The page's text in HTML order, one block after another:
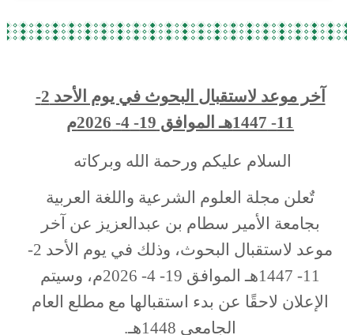
آخر موعد لاستقبال البحوث في يوم الأحد 2-
11- 1447هـ الموافق 19- 4- 2026م
السلام عليكم ورحمة الله وبركاته
تٌعلن مجلة العلوم الشرعية واللغة العربية
بجامعة الأمير سطام بن عبدالعزيز عن آخر
موعد لاستقبال البحوث، وذلك في يوم الأحد 2-
11- 1447هـ الموافق 19- 4- 2026م، وسيتم
الإعلان لاحقًا عن بدء استقبالها مع مطلع العام
الجامعي 1448هـ.